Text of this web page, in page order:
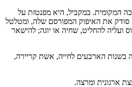
המקומית. במקביל, היא מפנטזת על
סודק את האיפוק המפורסם שלה, ומטלטל
ועליה להחליט, שחיה או יוגה; להישאר
בשנות הארבעים לחייה, אשת קריירה,
ארגונית ומרצה.